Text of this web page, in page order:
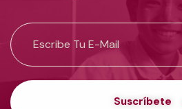
Suscríbete